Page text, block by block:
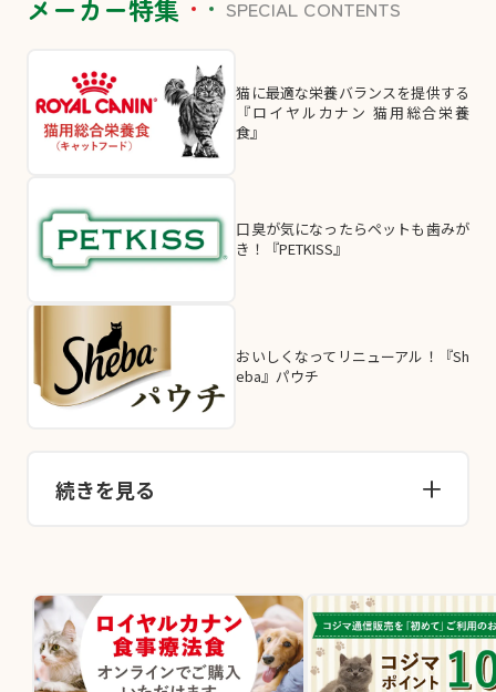
メーカー特集 SPECIAL CONTENTS
猫に最適な栄養バランスを提供する
『ロイヤルカナン 猫用総合栄養
食』
口臭が気になったらペットも歯みが
き！『PETKISS』
おいしくなってリニューアル！『Sh
eba』パウチ
続きを見る